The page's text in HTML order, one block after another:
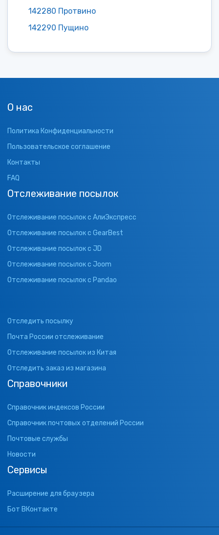
142280 Протвино
142290 Пущино
О нас
Политика Конфиденциальности
Пользовательское соглашение
Контакты
FAQ
Отслеживание посылок
Отслеживание посылок с АлиЭкспресс
Отслеживание посылок с GearBest
Отслеживание посылок с JD
Отслеживание посылок с Joom
Отслеживание посылок с Pandao
Отследить посылку
Почта России отслеживание
Отслеживание посылок из Китая
Отследить заказ из магазина
Справочники
Справочник индексов России
Справочник почтовых отделений России
Почтовые службы
Новости
Сервисы
Расширение для браузера
Бот ВКонтакте